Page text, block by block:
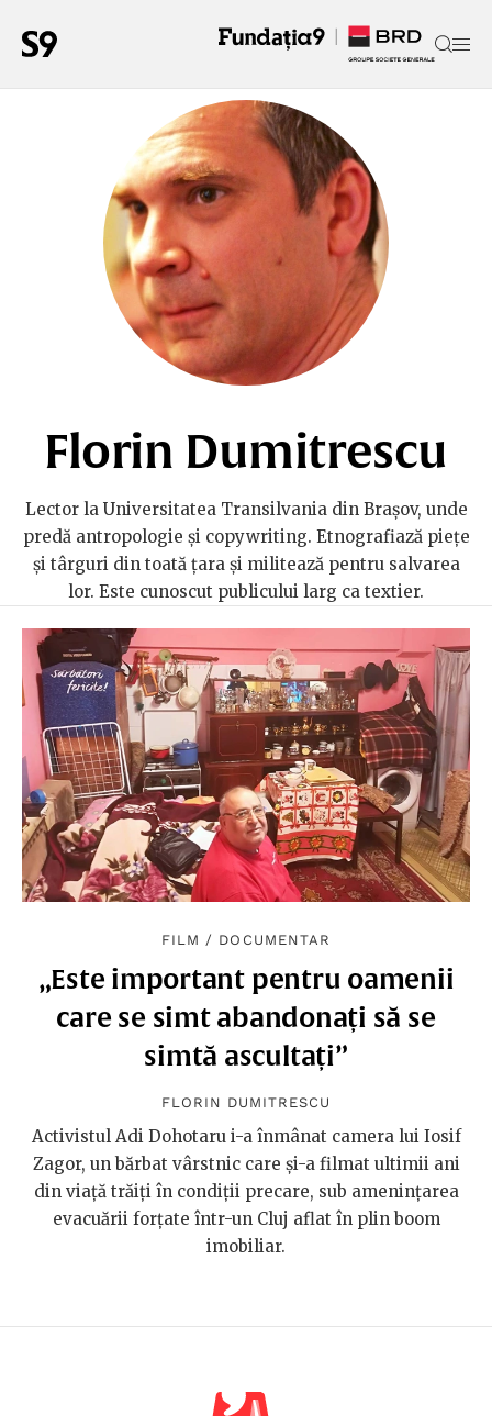
Florin Dumitrescu
Lector la Universitatea Transilvania din Brașov, unde
predă antropologie și copywriting. Etnografiază piețe
și târguri din toată țara și militează pentru salvarea
lor. Este cunoscut publicului larg ca textier.
FILM / DOCUMENTAR
„Este important pentru oamenii
care se simt abandonați să se
simtă ascultați”
FLORIN DUMITRESCU
Activistul Adi Dohotaru i-a înmânat camera lui Iosif
Zagor, un bărbat vârstnic care și-a filmat ultimii ani
din viață trăiți în condiții precare, sub amenințarea
evacuării forțate într-un Cluj aflat în plin boom
imobiliar.